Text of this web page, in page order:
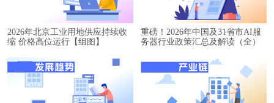
2026年北京工业用地供应持续收
缩 价格高位运行【组图】
重磅！2026年中国及31省市AI服
务器行业政策汇总及解读（全）